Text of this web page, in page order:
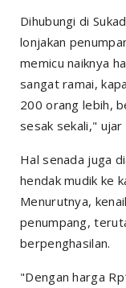
Dihubungi di
lonjakan
memicu naiknya
sangat ramai,
200 orang lebih,
sesak sekali," ujar
Hal senada juga
hendak mudik ke
Menurutnya,
penumpang,
berpenghasilan.
"Dengan harga